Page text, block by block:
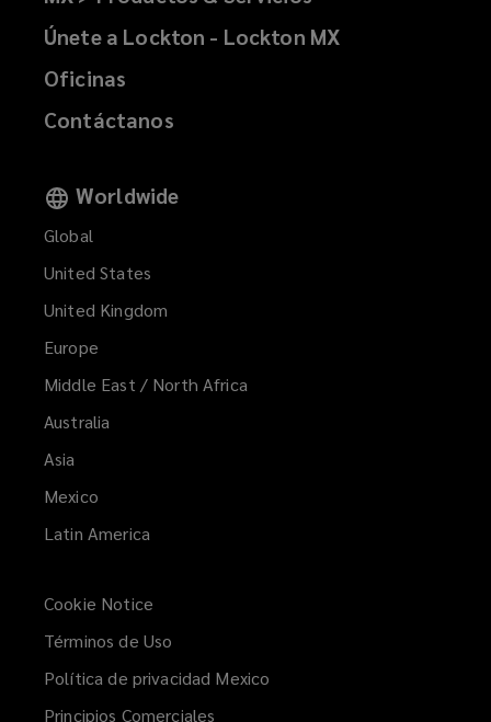
Únete a Lockton - Lockton MX
Oficinas
Contáctanos
Worldwide
Global
United States
United Kingdom
Europe
Middle East / North Africa
Australia
Asia
Mexico
Latin America
Cookie Notice
Términos de Uso
Política de privacidad Mexico
Principios Comerciales